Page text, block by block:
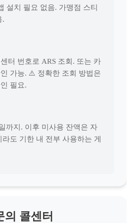
설치 필요 없음. 가맹점 스티
.
터 번호로 ARS 조회. 또는 카
가능. ⚠️ 정확한 조회 방법은
필요.
까지. 이후 미사용 잔액은 자
도 기한 내 전부 사용하는 게
의 콜센터